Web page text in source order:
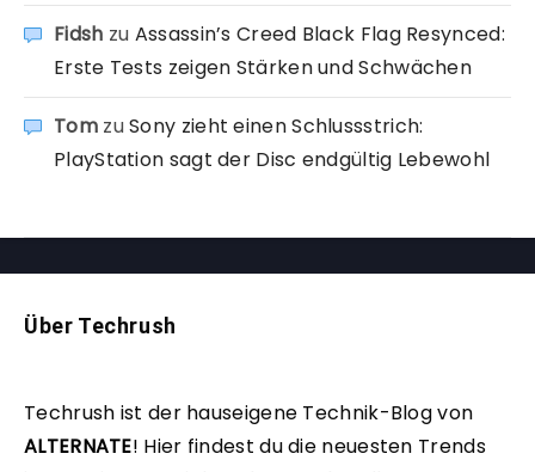
Fidsh zu Assassin’s Creed Black Flag Resynced:
Erste Tests zeigen Stärken und Schwächen
TomzuSony zieht einen Schlussstrich:
PlayStation sagt der Disc endgültig Lebewohl
Über Techrush
Techrush ist der hauseigene Technik-Blog von
ALTERNATE! Hier findest du die neuesten Trends